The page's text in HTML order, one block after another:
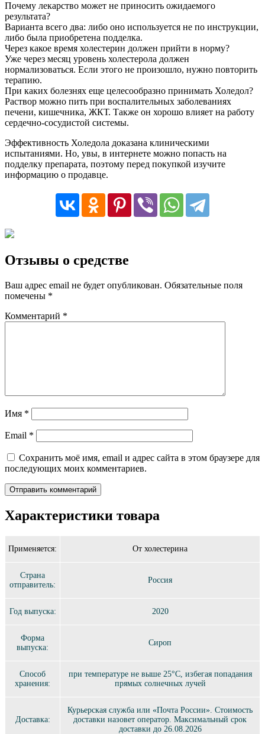
Почему лекарство может не приносить ожидаемого
результата?
Варианта всего два: либо оно используется не по инструкции,
либо была приобретена подделка.
Через какое время холестерин должен прийти в норму?
Уже через месяц уровень холестерола должен
нормализоваться. Если этого не произошло, нужно повторить
терапию.
При каких болезнях еще целесообразно принимать Холедол?
Раствор можно пить при воспалительных заболеваниях
печени, кишечника, ЖКТ. Также он хорошо влияет на работу
сердечно-сосудистой системы.
Эффективность Холедола доказана клиническими
испытаниями. Но, увы, в интернете можно попасть на
подделку препарата, поэтому перед покупкой изучите
информацию о продавце.
Отзывы о средстве
Ваш адрес email не будет опубликован. Обязательные поля
помечены *
Комментарий *
Имя *
Email *
Сохранить моё имя, email и адрес сайта в этом браузере для
последующих моих комментариев.
Характеристики товара
Применяется: От холестерина
Страна
отправитель:
Россия
Год выпуска: 2020
Форма
выпуска:
Сироп
Способ
хранения:
при температуре не выше 25°C, избегая попадания
прямых солнечных лучей
Доставка:
Курьерская служба или «Почта России». Стоимость
доставки назовет оператор. Максимальный срок
доставки до 26.08.2026